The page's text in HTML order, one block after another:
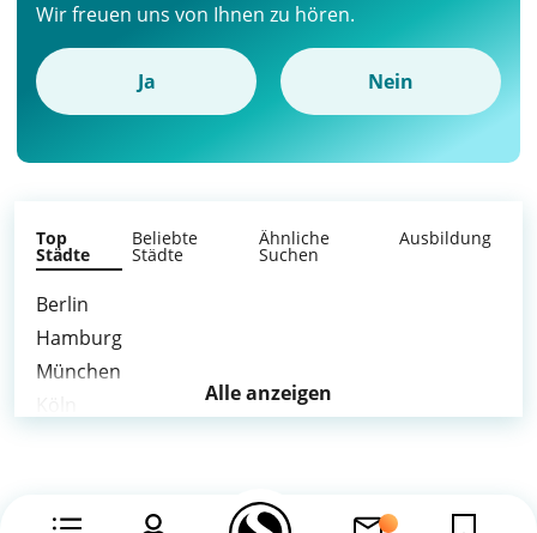
Wir freuen uns von Ihnen zu hören.
Ja Nein
Top
Städte
Beliebte
Städte
Ähnliche
Suchen
Ausbildung
Berlin
Hamburg
München
Alle anzeigen